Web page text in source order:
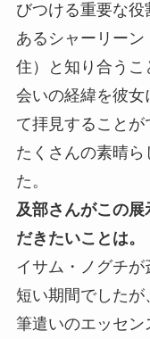
びつける重要な
あるシャーリー
住）と知り合うこ
会いの経緯を彼女
て拝見することが
たくさんの素晴
た。
及部さんがこの
だきたいことは。
イサム・ノグチ
短い期間でした
筆遣いのエッセン